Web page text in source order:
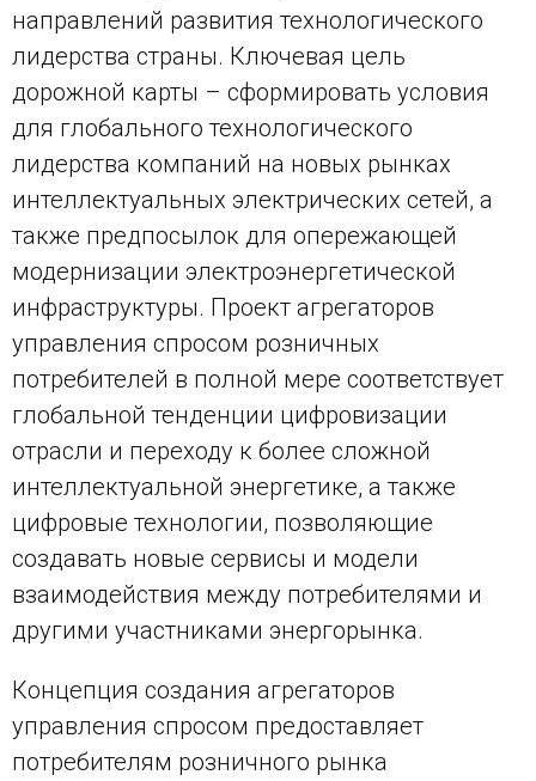
направлений развития технологического
лидерства страны. Ключевая цель
дорожной карты – сформировать условия
для глобального технологического
лидерства компаний на новых рынках
интеллектуальных электрических сетей, а
также предпосылок для опережающей
модернизации электроэнергетической
инфраструктуры. Проект агрегаторов
управления спросом розничных
потребителей в полной мере соответствует
глобальной тенденции цифровизации
отрасли и переходу к более сложной
интеллектуальной энергетике, а также
цифровые технологии, позволяющие
создавать новые сервисы и модели
взаимодействия между потребителями и
другими участниками энергорынка.
Концепция создания агрегаторов
управления спросом предоставляет
потребителям розничного рынка